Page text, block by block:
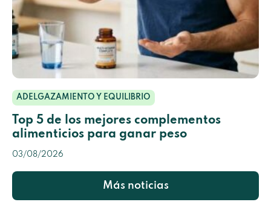
ADELGAZAMIENTO Y EQUILIBRIO
Top 5 de los mejores complementos
alimenticios para ganar peso
03/08/2026
Más noticias